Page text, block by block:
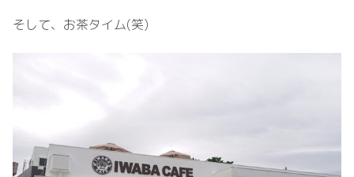
そして、お茶タイム(笑)